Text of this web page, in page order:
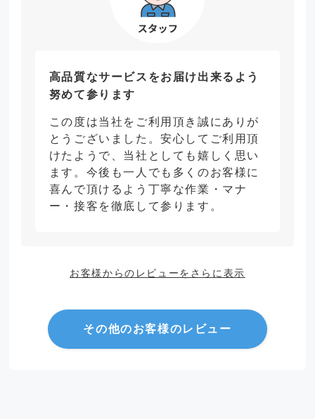
高品質なサービスをお届け出来るよう
努めて参ります
この度は当社をご利用頂き誠にありが
とうございました。安心してご利用頂
けたようで、当社としても嬉しく思い
ます。今後も一人でも多くのお客様に
喜んで頂けるよう丁寧な作業・マナ
ー・接客を徹底して参ります。
お客様からのレビューをさらに表示
その他のお客様のレビュー